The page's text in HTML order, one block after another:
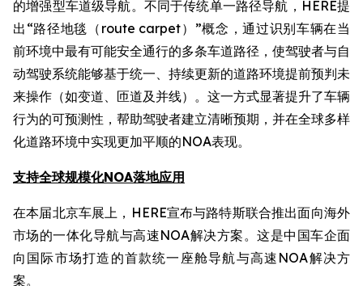
的增强型车道级导航。不同于传统单一路径导航，HERE提
出“路径地毯（route carpet）”概念，通过识别车辆在当
前环境中最有可能安全通行的多条车道路径，使驾驶者与自
动驾驶系统能够基于统一、持续更新的道路环境提前预判未
来操作（如变道、匝道及并线）。这一方式显著提升了车辆
行为的可预测性，帮助驾驶者建立清晰预期，并在全球多样
化道路环境中实现更加平顺的NOA表现。
支持全球规模化NOA落地应用
在本届北京车展上，HERE宣布与路特斯联合推出面向海外
市场的一体化导航与高速NOA解决方案。这是中国车企面
向国际市场打造的首款统一座舱导航与高速NOA解决方
案。